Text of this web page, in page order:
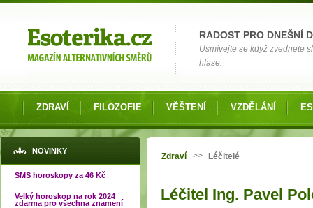
RADOST PRO DNEŠNÍ
Usmívejte se když zvednete
hlase.
ZDRAVÍ FILOZOFIE VĚŠTENÍ VZDĚLÁNÍ
NOVINKY
SMS horoskopy za 46 Kč
Velký horoskop na rok 2024
zdarma pro všechna znamení
Jste zde
Zdraví >> Léčitelé
Léčitel Ing. Pavel